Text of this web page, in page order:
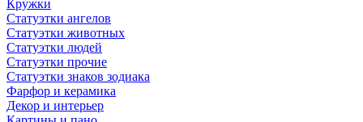
Кружки
Статуэтки ангелов
Статуэтки животных
Статуэтки людей
Статуэтки прочие
Статуэтки знаков зодиака
Фарфор и керамика
Декор и интерьер